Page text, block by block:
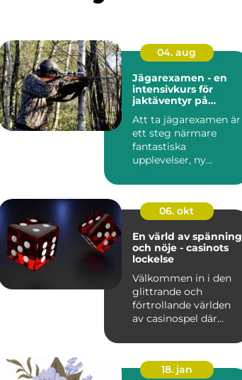
04. aug
Jägarexamen - en
intensivkurs för
jaktäventyr på
Att ta jägarexamen är
ett steg närmare
fantastiska
upplevelser, ny
06. okt
En värld av spänning
och nöje - casinots
lockelse
Välkommen in i den
glittrande och
förtrollande världen
av casinospel där
18. jan